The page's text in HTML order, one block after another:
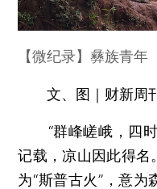
【微纪录】彝族青
文、图｜财新周
“群峰嵯峨，四时
记载，凉山因此得名
为“斯普古火”，意